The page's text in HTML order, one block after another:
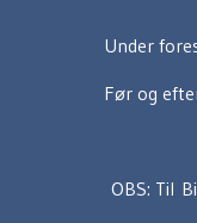
Under
Før og
OBS: Til